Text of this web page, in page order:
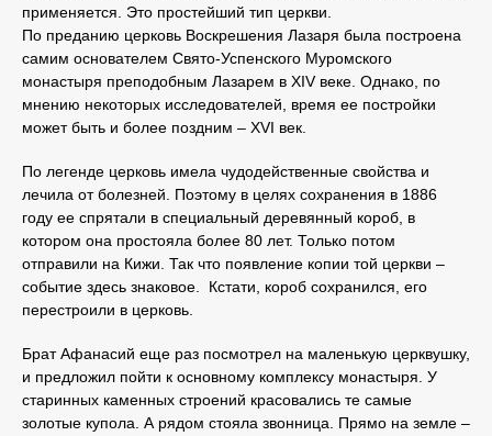
применяется. Это простейший тип церкви.
По преданию церковь Воскрешения Лазаря была построена
самим основателем Свято-Успенского Муромского
монастыря преподобным Лазарем в XIV веке. Однако, по
мнению некоторых исследователей, время ее постройки
может быть и более поздним – XVI век.
По легенде церковь имела чудодейственные свойства и
лечила от болезней. Поэтому в целях сохранения в 1886
году ее спрятали в специальный деревянный короб, в
котором она простояла более 80 лет. Только потом
отправили на Кижи. Так что появление копии той церкви –
событие здесь знаковое. Кстати, короб сохранился, его
перестроили в церковь.
Брат Афанасий еще раз посмотрел на маленькую церквушку,
и предложил пойти к основному комплексу монастыря. У
старинных каменных строений красовались те самые
золотые купола. А рядом стояла звонница. Прямо на земле –